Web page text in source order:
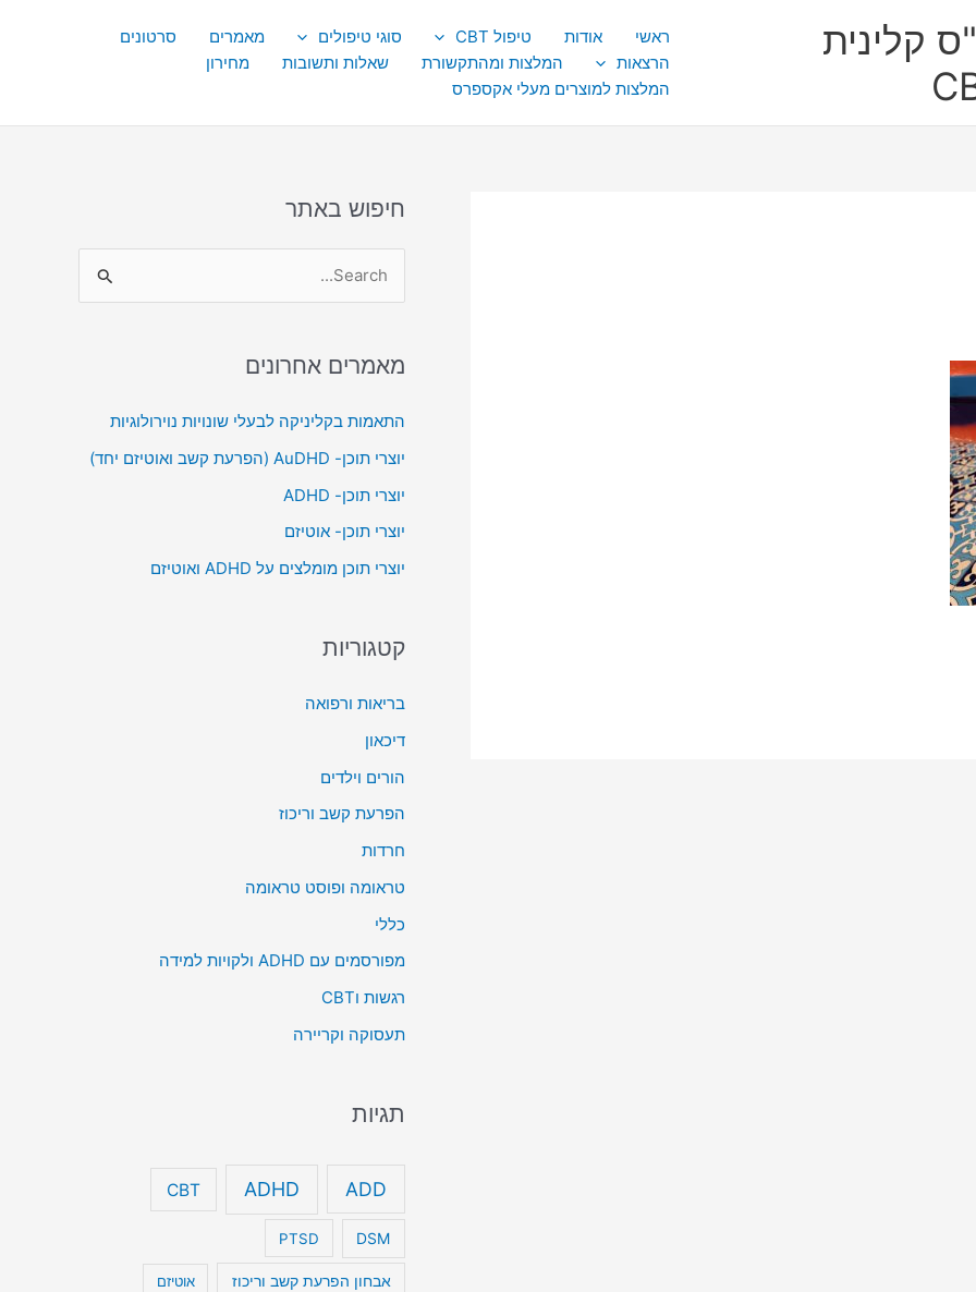
קלינית
ראשי אודות טיפול CBT סוגי טיפולים מאמרים
סרטונים
הרצאות
המלצות ומהתקשורת שאלות ותשובות
מחירון
המלצות למוצרים מעלי אקספרס
חיפוש באתר
r
o
:
מאמרים אחרונים
התאמות בקליניקה לבעלי שונויות נוירולוגיות
יוצרי תוכן- AuDHD (הפרעת קשב ואוטיזם יחד)
יוצרי תוכן- ADHD
יוצרי תוכן- אוטיזם
יוצרי תוכן מומלצים על ADHD ואוטיזם
קטגוריות
בריאות ורפואה
דיכאון
הורים וילדים
הפרעת קשב וריכוז
חרדות
טראומה ופוסט טראומה
כללי
מפורסמים עם ADHD ולקויות למידה
רגשות וCBT
תעסוקה וקריירה
תגיות
ADD
ADHD
CBT
DSM
PTSD
אבחון הפרעת קשב וריכוז אוטיזם